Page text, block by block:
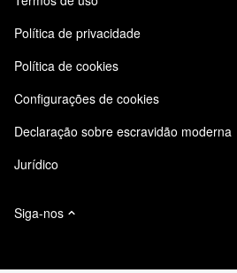
Responsabilidade &
Certificações de qualidade
NetApp Instaclustr
Casos de clientes
Feedback sobre o site
Acessibilidade
Assinaturas de e-mail
Política de privacidade
Política de cookies
Configurações de cookies
Declaração sobre escravidão moderna
Jurídico
Siga-nos